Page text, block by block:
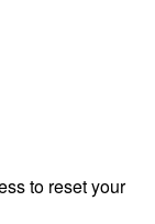
to reset your